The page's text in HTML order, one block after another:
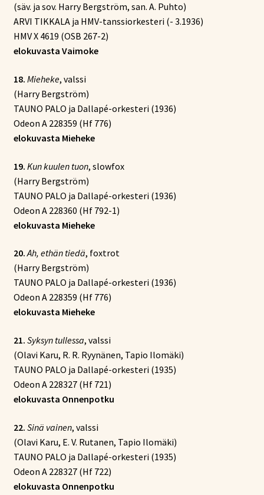
(säv. ja sov. Harry Bergström, san. A. Puhto)
ARVI TIKKALA ja HMV-tanssiorkesteri (- 3.1936)
HMV X 4619 (OSB 267-2)
elokuvasta Vaimoke
18. Mieheke, valssi
(Harry Bergström)
TAUNO PALO ja Dallapé-orkesteri (1936)
Odeon A 228359 (Hf 776)
elokuvasta Mieheke
19. Kun kuulen tuon, slowfox
(Harry Bergström)
TAUNO PALO ja Dallapé-orkesteri (1936)
Odeon A 228360 (Hf 792-1)
elokuvasta Mieheke
20.Ah, ethän tiedä, foxtrot
(Harry Bergström)
TAUNO PALO ja Dallapé-orkesteri (1936)
Odeon A 228359 (Hf 776)
elokuvasta Mieheke
21. Syksyn tullessa, valssi
(Olavi Karu, R. R. Ryynänen, Tapio Ilomäki)
TAUNO PALO ja Dallapé-orkesteri (1935)
Odeon A 228327 (Hf 721)
elokuvasta Onnenpotku
22. Sinä vainen, valssi
(Olavi Karu, E. V. Rutanen, Tapio Ilomäki)
TAUNO PALO ja Dallapé-orkesteri (1935)
Odeon A 228327 (Hf 722)
elokuvasta Onnenpotku